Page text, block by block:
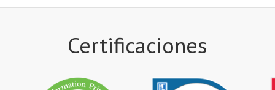
Certificaciones